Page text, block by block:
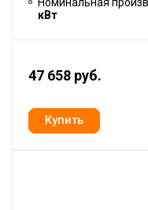
кВт
47 658 руб.